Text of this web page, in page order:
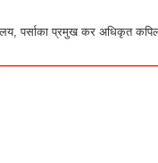
पर्साका प्रमुख कर अधिकृत